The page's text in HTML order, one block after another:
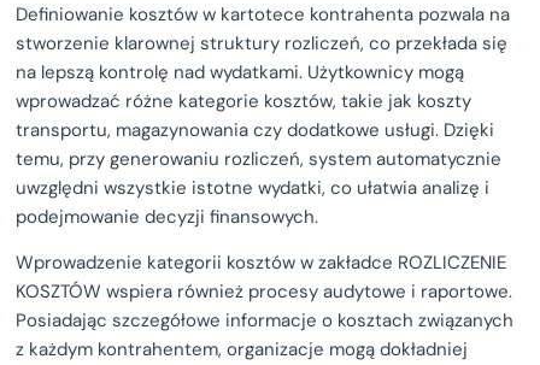
Definiowanie kosztów w kartotece kontrahenta pozwala na
stworzenie klarownej struktury rozliczeń, co przekłada się
na lepszą kontrolę nad wydatkami. Użytkownicy mogą
wprowadzać różne kategorie kosztów, takie jak koszty
transportu, magazynowania czy dodatkowe usługi. Dzięki
temu, przy generowaniu rozliczeń, system automatycznie
uwzględni wszystkie istotne wydatki, co ułatwia analizę i
podejmowanie decyzji finansowych.
Wprowadzenie kategorii kosztów w zakładce ROZLICZENIE
KOSZTÓW wspiera również procesy audytowe i raportowe.
Posiadając szczegółowe informacje o kosztach związanych
z każdym kontrahentem, organizacje mogą dokładniej